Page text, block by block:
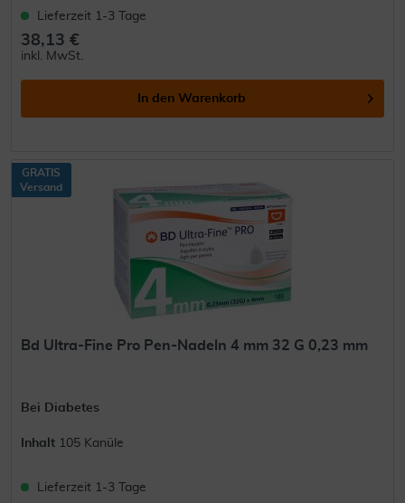
Lieferzeit 1-3 Tage
38,13 €
inkl. MwSt.
In den Warenkorb
GRATIS
Versand
Bd Ultra-Fine Pro Pen-Nadeln 4 mm 32 G 0,23 mm
Bei Diabetes
Inhalt 105 Kanüle
Lieferzeit 1-3 Tage